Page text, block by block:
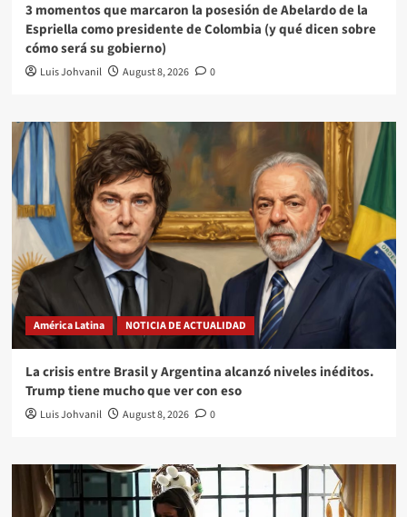
3 momentos que marcaron la posesión de Abelardo de la
Espriella como presidente de Colombia (y qué dicen sobre
cómo será su gobierno)
Luis Johvanil August 8, 2026 0
América Latina NOTICIA DE ACTUALIDAD
La crisis entre Brasil y Argentina alcanzó niveles inéditos.
Trump tiene mucho que ver con eso
Luis Johvanil August 8, 2026 0